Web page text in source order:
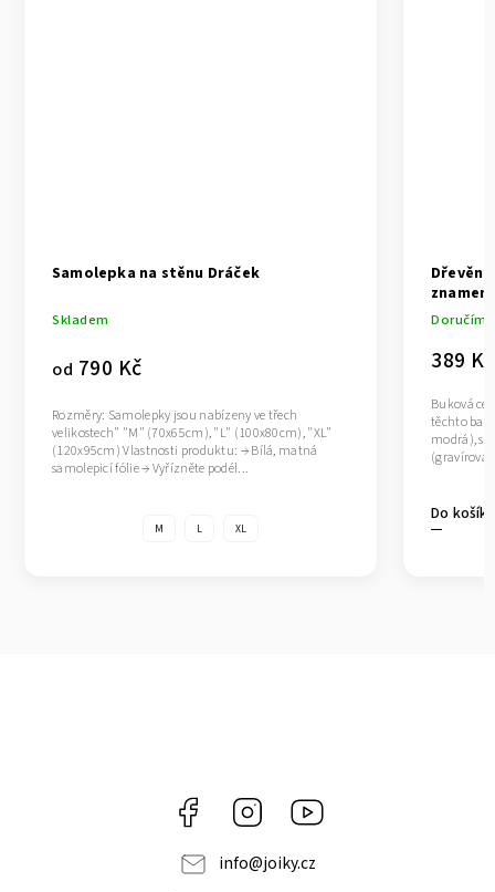
Samolepka na stěnu Dráček
Skladem
od 790 Kč
Rozměry: Samolepky jsou nabízeny ve třech
velikostech" "M" (70x65cm), "L" (100x80cm), "XL"
(120x95cm) Vlastnosti produktu: → Bílá, matná
samolepicí fólie → Vyřízněte podél...
M L XL
389 Kč
Do košíku
Buková
těchto
modrá),
Facebook Instagram
info@joiky.cz